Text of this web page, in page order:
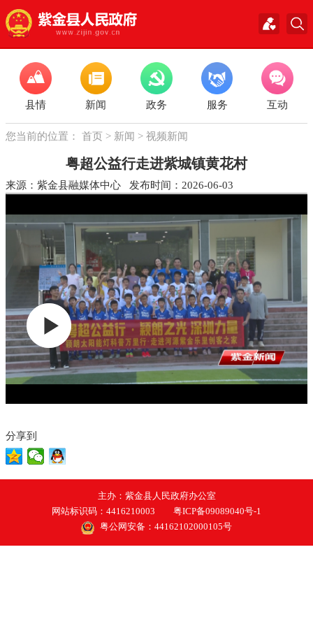
县情 新闻 政务 服务 互动
您当前的位置： 首页 > 新闻 > 视频新闻
粤超公益行走进紫城镇黄花村
来源：紫金县融媒体中心 发布时间：2026-06-03
分享到
主办：紫金县人民政府办公室
网站标识码：4416210003
粤ICP备09089040号-1
粤公网安备：44162102000105号